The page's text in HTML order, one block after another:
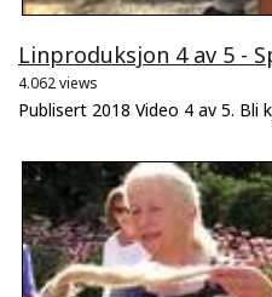
Linproduksjon 4 av 5 -
4.062 views
Publisert 2018 Video 4 av 5. Bli